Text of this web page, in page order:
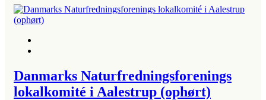
Danmarks Naturfredningsforenings
lokalkomité i Aalestrup (ophørt)